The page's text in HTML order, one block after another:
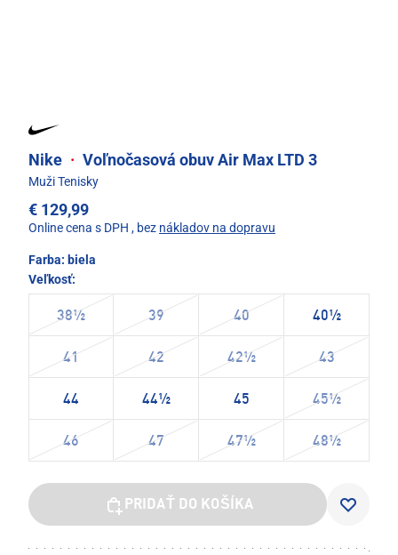
Nike · Voľnočasová obuv Air Max LTD 3
Muži Tenisky
€ 129,99
Online cena s DPH , bez nákladov na dopravu
Farba: biela
Veľkosť:
38½ 39 40 40½
41 42 42½ 43
44 44½ 45 45½
46 47 47½ 48½
PRIDAŤ DO KOŠÍKA